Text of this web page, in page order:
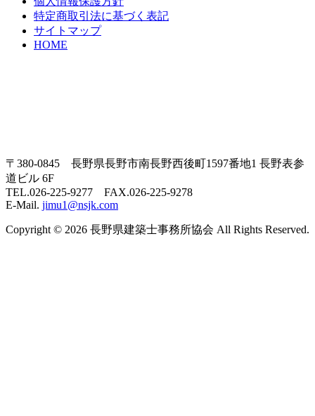
特定商取引法に基づく表記
サイトマップ
HOME
〒380-0845 長野県長野市南長野西後町1597番地1 長野表参
道ビル 6F
TEL.026-225-9277 FAX.026-225-9278
E-Mail. jimu1@nsjk.com
Copyright © 2026 長野県建築士事務所協会 All Rights Reserved.